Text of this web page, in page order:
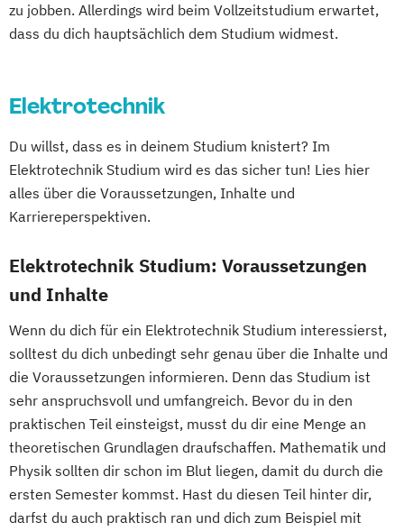
Embedded Systems Design
EntwicklungsingenieurIn Maschinenbau
Hardware-Software-Design
Human Enhancement and Ethics
Human Resource Management
Human-Centered Computing
Information Engineering und -Management
Information Security Management
Innovation and Product Management (EN)
Product & Engineering Management
Interactive Media (EN)
Internationales Logistik-Management
Kommunikation
Wissen
Medien
Leading Transformation for Impact
Organizations
Lebensmitteltechnologie und Ernährung
Leichtbau und Composite-Werkstoffe
zu jobben. Allerdings wird beim Vollzeitstudium erwartet,
dass du dich hauptsächlich dem Studium widmest.
Elektrotechnik
Du willst, dass es in deinem Studium knistert? Im
Elektrotechnik Studium wird es das sicher tun! Lies hier
alles über die Voraussetzungen, Inhalte und
Karriereperspektiven.
Elektrotechnik Studium: Voraussetzungen
und Inhalte
Wenn du dich für ein Elektrotechnik Studium interessierst,
solltest du dich unbedingt sehr genau über die Inhalte und
die Voraussetzungen informieren. Denn das Studium ist
sehr anspruchsvoll und umfangreich. Bevor du in den
praktischen Teil einsteigst, musst du dir eine Menge an
theoretischen Grundlagen draufschaffen. Mathematik und
Physik sollten dir schon im Blut liegen, damit du durch die
ersten Semester kommst. Hast du diesen Teil hinter dir,
darfst du auch praktisch ran und dich zum Beispiel mit